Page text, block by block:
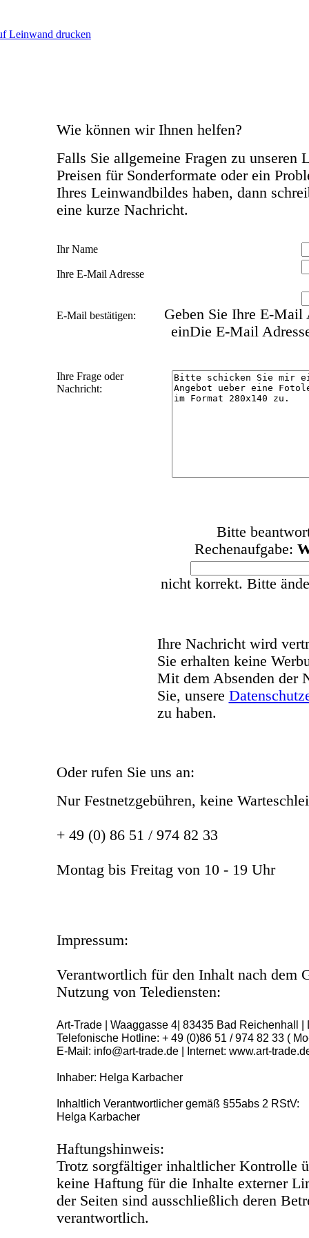
Wie können wir Ihnen helfen?
Falls Sie allgemeine Fragen zu unseren
Preisen für Sonderformate oder ein
Ihres Leinwandbildes haben, dann
eine kurze Nachricht.
Ihr Name
Ihre E-Mail Adresse
E-Mail bestätigen:
Geben Sie Ihre E-Mail
einDie E-Mail
Ihre Frage oder
Nachricht:
Bitte
Rechenaufgabe:
nicht korrekt. Bitte
Ihre Nachricht wird
Sie erhalten keine
Mit dem Absenden der
Sie, unsere
zu haben.
Oder rufen Sie uns an:
Nur Festnetzgebühren, keine
+ 49 (0) 86 51 / 974 82 33
Montag bis Freitag von 10 - 19 Uhr
Impressum:
Verantwortlich für den Inhalt nach dem
Nutzung von Telediensten:
Art-Trade | Waaggasse 4| 83435 Bad Reichenhall |
Telefonische Hotline: + 49 (0)86 51 / 974 82 33 (
E-Mail: info@art-trade.de | Internet: www.art-
Inhaber: Helga Karbacher
Inhaltlich Verantwortlicher gemäß §55abs 2 RStV:
Helga Karbacher
Haftungshinweis:
Trotz sorgfältiger inhaltlicher Kontrolle
keine Haftung für die Inhalte externer
der Seiten sind ausschließlich deren
verantwortlich.